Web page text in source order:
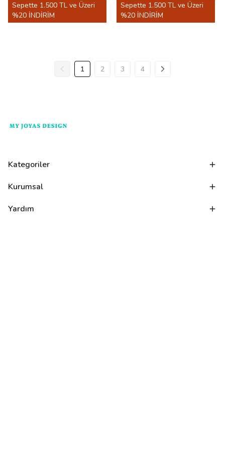
Sepette 1.500 TL ve Üzeri
%20 İNDİRİM
Sepette 1.500 TL ve Üzeri
%20 İNDİRİM
1 2 3 4
Kategoriler
Kurumsal
Yardım